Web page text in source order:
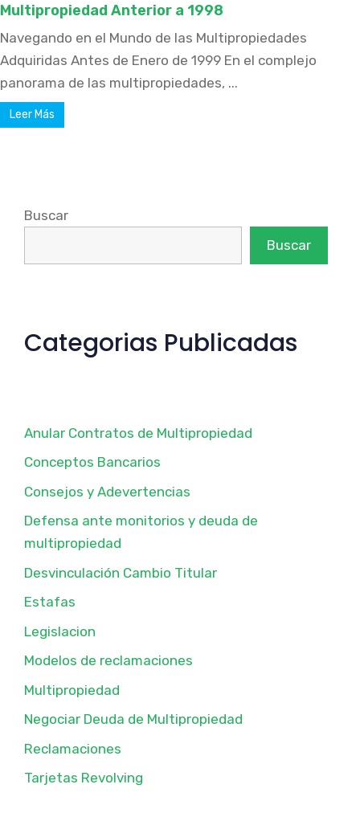
Multipropiedad Anterior a 1998
Navegando en el Mundo de las Multipropiedades
Adquiridas Antes de Enero de 1999 En el complejo
panorama de las multipropiedades, ...
Leer Más
Buscar
Buscar
Categorias Publicadas
Anular Contratos de Multipropiedad
Conceptos Bancarios
Consejos y Adevertencias
Defensa ante monitorios y deuda de
multipropiedad
Desvinculación Cambio Titular
Estafas
Legislacion
Modelos de reclamaciones
Multipropiedad
Negociar Deuda de Multipropiedad
Reclamaciones
Tarjetas Revolving